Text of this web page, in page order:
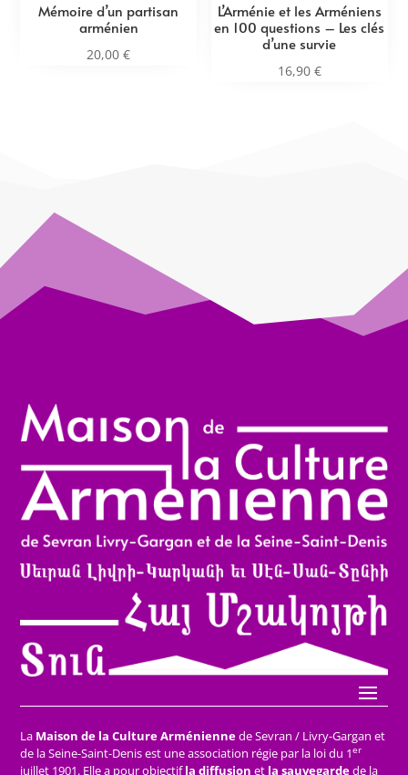
Mémoire d’un partisan
arménien
20,00€
L’Arménie et les Arméniens
en 100 questions – Les clés
d’une survie
16,90 €
La Maison de la Culture Arméniennede Sevran / Livry-Gargan et
de la Seine-Saint-Denis est une association régie par la loi du 1er
juillet 1901. Elle a pour objectifla diffusion et la sauvegardede la